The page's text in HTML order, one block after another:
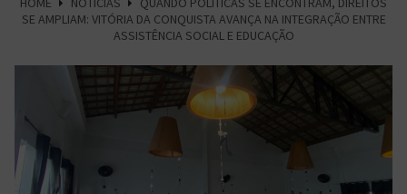
SE AMPLIAM: VITÓRIA DA CONQUISTA AVANÇA NA INTEGRAÇÃO ENTRE
ASSISTÊNCIA SOCIAL E EDUCAÇÃO